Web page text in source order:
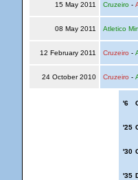
15 May 2011 Cruzeiro-
08 May 2011 Atletico
12 February 2011 Cruzeiro -
24 October 2010 Cruzeiro -
'6
'25
'30
'35